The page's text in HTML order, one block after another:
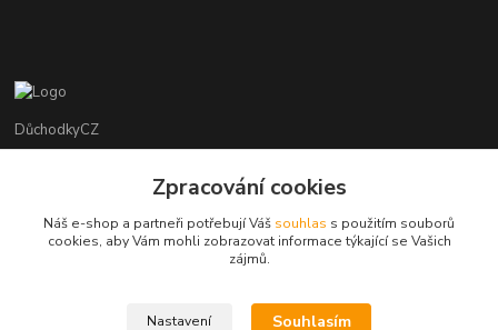
DůchodkyCZ
+420 412384749
objednavky@duchodky.cz
Zpracování cookies
Náš e-shop a partneři potřebují Váš souhlas s použitím souborů
cookies, aby Vám mohli zobrazovat informace týkající se Vašich
zájmů.
Nastavení Souhlasím